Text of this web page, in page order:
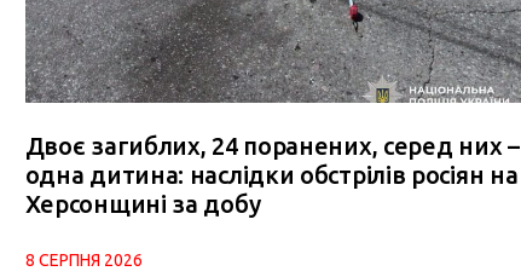
Двоє загиблих, 24 поранених, серед них –
одна дитина: наслідки обстрілів росіян на
Херсонщині за добу
8 СЕРПНЯ 2026